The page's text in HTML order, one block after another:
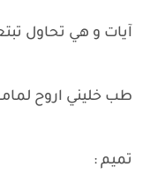
آيات و هي تحاول
طب خليني اروح
تميم :